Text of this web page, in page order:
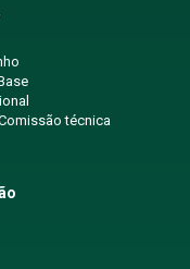
técnica